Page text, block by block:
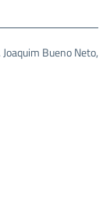
Bueno Neto,